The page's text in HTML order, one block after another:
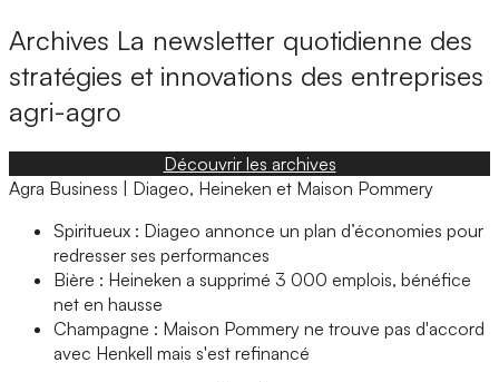
Archives La newsletter quotidienne des
stratégies et innovations des entreprises
agri-agro
Découvrir les archives
Agra Business | Diageo, Heineken et Maison Pommery
Spiritueux : Diageo annonce un plan d’économies pour
redresser ses performances
Bière : Heineken a supprimé 3 000 emplois, bénéfice
net en hausse
Champagne : Maison Pommery ne trouve pas d'accord
avec Henkell mais s'est refinancé